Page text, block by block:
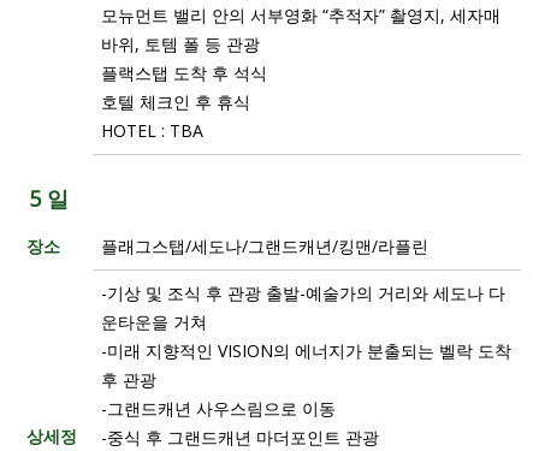
모뉴먼트 밸리 안의 서부영화 “추적자” 촬영지, 세자매
바위, 토템 폴 등 관광
플랙스탭 도착 후 석식
호텔 체크인 후 휴식
HOTEL : TBA
5 일
장소 플래그스탭/세도나/그랜드캐년/킹맨/라플린
상세정
-기상 및 조식 후 관광 출발-예술가의 거리와 세도나 다
운타운을 거쳐
-미래 지향적인 VISION의 에너지가 분출되는 벨락 도착
후 관광
-그랜드캐년 사우스림으로 이동
-중식 후 그랜드캐년 마더포인트 관광